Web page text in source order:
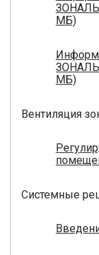
МБ)
МБ)
Вентиляция
Системные